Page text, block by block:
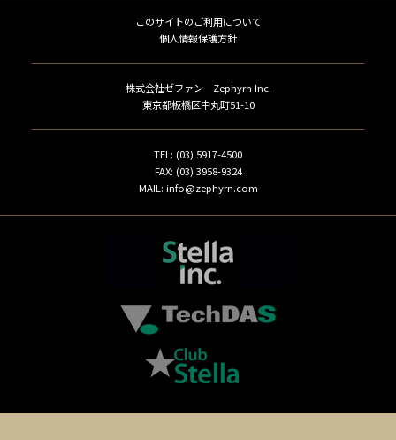
このサイトのご利用について
個人情報保護方針
株式会社ゼファン Zephyrn Inc.
東京都板橋区中丸町51-10
TEL: (03) 5917-4500
FAX: (03) 3958-9324
MAIL: info@zephyrn.com